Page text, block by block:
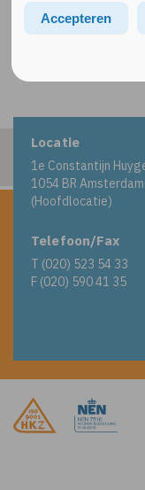
voor. Eventueel
terug naar de
Locatie
1e Constantijn
1054 BR Amsterdam
(Hoofdlocatie)
Telefoon/Fax
T (020) 523 54 33
F (020) 590 41 35
Accepteren